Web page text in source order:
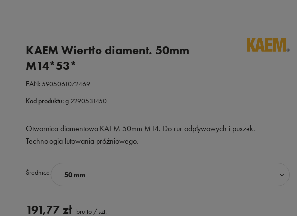
KAEM Wiertło diament. 50mm
M14*53*
EAN:5905061072469
Kod produktu:g.2290531450
Otwornica diamentowa KAEM 50mm M14. Do rur odpływowych i puszek.
Technologia lutowania próżniowego.
Średnica 50 mm
191,77 zł brutto / szt.